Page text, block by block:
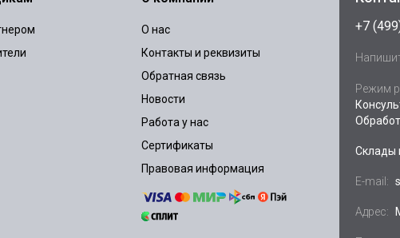
О нас
Контакты и реквизиты
Обратная связь
Новости
Работа у нас
Сертификаты
Правовая информация
+7
Режим
Склады
E-mail:
Адрес: